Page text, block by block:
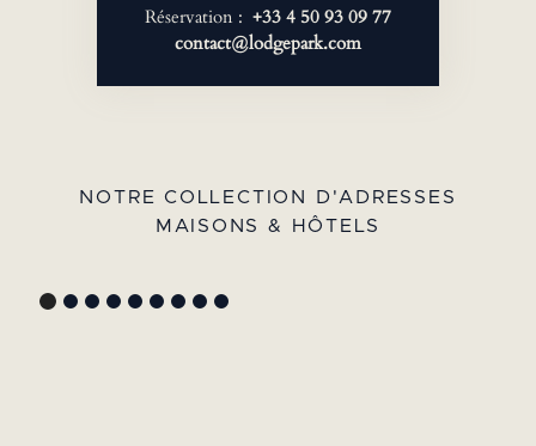
Réservation : +33 4 50 93 09 77
contact@lodgepark.com
NOTRE COLLECTION D'ADRESSES
MAISONS & HÔTELS